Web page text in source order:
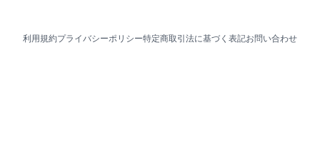
利用規約プライバシーポリシー特定商取引法に基づく表記お問い合わせ